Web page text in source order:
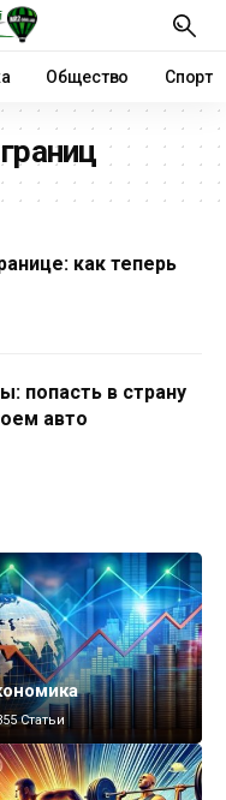
Общество Спорт
как теперь
попасть в страну
авто
Статьи